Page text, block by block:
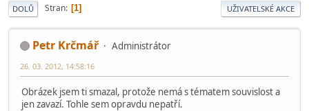
DOLŮ Stran 1 UŽIVATELSKÉ AKCE
Petr Krčmář Administrátor
26. 03. 2012, 14:58:16
Obrázek jsem ti smazal, protože nemá s tématem souvislost a
jen zavazí. Tohle sem opravdu nepatří.